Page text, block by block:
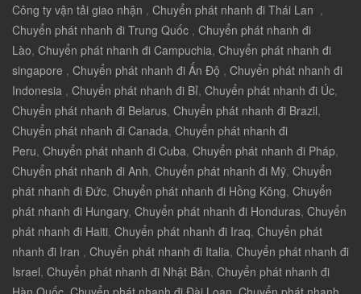
Công ty vận tải giao nhận , Chuyển phát nhanh đi Thái Lan ,
Chuyển phát nhanh đi Trung Quốc , Chuyển phát nhanh đi
Lào, Chuyển phát nhanh đi Campuchia, Chuyển phát nhanh đi
singapore , Chuyển phát nhanh đi Ấn Độ , Chuyển phát nhanh đi
Indonesia , Chuyển phát nhanh đi Bỉ, Chuyển phát nhanh đi Úc,
Chuyển phát nhanh đi Belarus, Chuyển phát nhanh đi Brazil,
Chuyển phát nhanh đi Canada, Chuyển phát nhanh đi
Peru, Chuyển phát nhanh đi Cuba, Chuyển phát nhanh đi Pháp,
Chuyển phát nhanh đi Anh, Chuyển phát nhanh đi Mỹ, Chuyển
phát nhanh đi Đức, Chuyển phát nhanh đi Hồng Kông, Chuyển
phát nhanh đi Hungary, Chuyển phát nhanh đi Honduras, Chuyển
phát nhanh đi Haiti, Chuyển phát nhanh đi Iraq, Chuyển phát
nhanh đi Iran , Chuyển phát nhanh đi Italia, Chuyển phát nhanh đi
Israel, Chuyển phát nhanh đi Nhật Bản, Chuyển phát nhanh đi